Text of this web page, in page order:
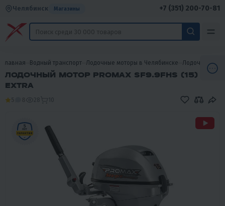
Челябинск Магазины +7 (351) 200-70-81
Главная Водный транспорт Лодочные моторы в Челябинске Лодочные
ЛОДОЧНЫЙ МОТОР PROMAX SF9.9FHS (15)
EXTRA
28 10